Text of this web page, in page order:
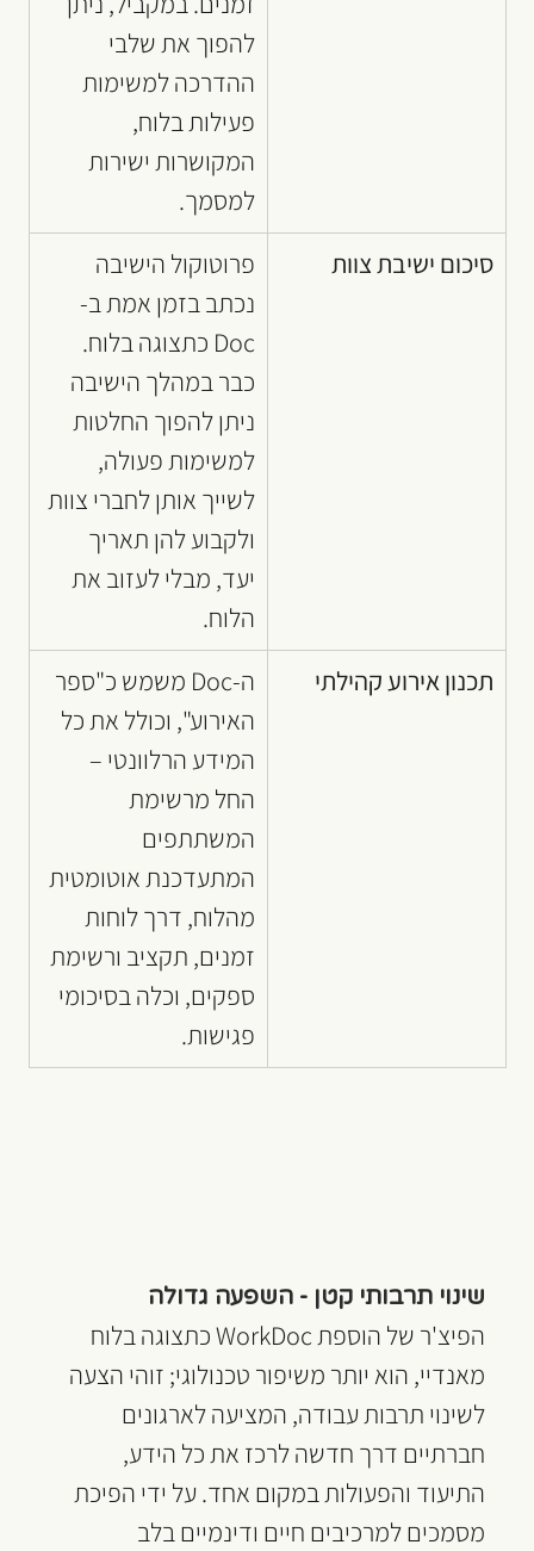
להפוך את שלבי
ההדרכה למשימות
פעילות בלוח,
המקושרות ישירות
למסמך.
סיכום ישיבת צוות
פרוטוקול הישיבה
נכתב בזמן אמת ב-
Doc כתצוגה בלוח.
כבר במהלך הישיבה
ניתן להפוך החלטות
למשימות פעולה,
לשייך אותן לחברי צוות
ולקבוע להן תאריך
יעד, מבלי לעזוב את
הלוח.
תכנון אירוע קהילתי
ה-Doc משמש כ"ספר
האירוע", וכולל את כל
המידע הרלוונטי –
החל מרשימת
המשתתפים
המתעדכנת אוטומטית
מהלוח, דרך לוחות
זמנים, תקציב ורשימת
ספקים, וכלה בסיכומי
פגישות.
שינוי תרבותי קטן - השפעה גדולה
הפיצ'ר של הוספת WorkDoc כתצוגה בלוח
מאנדיי, הוא יותר משיפור טכנולוגי; זוהי הצעה
לשינוי תרבות עבודה, המציעה לארגונים
חברתיים דרך חדשה לרכז את כל הידע,
התיעוד והפעולות במקום אחד. על ידי הפיכת
מסמכים למרכיבים חיים ודינמיים בלב